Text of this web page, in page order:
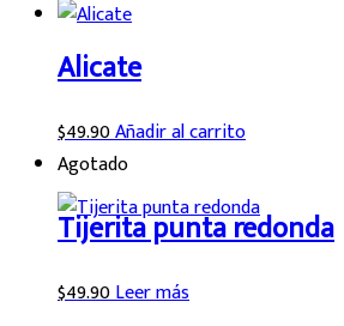
Alicate
$49.90Añadir al carrito
Agotado
Tijerita punta redonda
$49.90Leer más